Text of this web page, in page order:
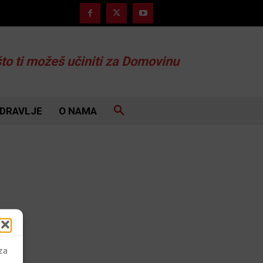
ti možeš učiniti za Domovinu
O NAMA